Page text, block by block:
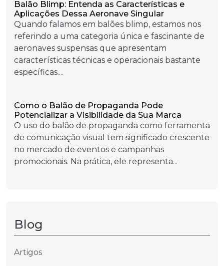
Balão Blimp: Entenda as Características e
Aplicações Dessa Aeronave Singular
Quando falamos em balões blimp, estamos nos
referindo a uma categoria única e fascinante de
aeronaves suspensas que apresentam
características técnicas e operacionais bastante
específicas....
Como o Balão de Propaganda Pode
Potencializar a Visibilidade da Sua Marca
O uso do balão de propaganda como ferramenta
de comunicação visual tem significado crescente
no mercado de eventos e campanhas
promocionais. Na prática, ele representa...
Blog
Artigos